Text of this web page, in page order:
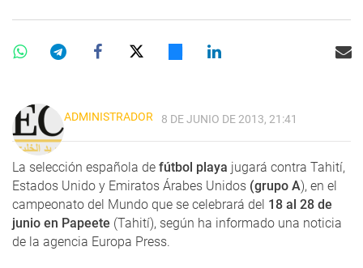
ADMINISTRADOR 8 DE JUNIO DE 2013, 21:41
La selección española de fútbol playa jugará contra Tahití,
Estados Unido y Emiratos Árabes Unidos (grupo A), en el
campeonato del Mundo que se celebrará del 18 al 28 de
junio en Papeete (Tahití), según ha informado una noticia
de la agencia Europa Press.